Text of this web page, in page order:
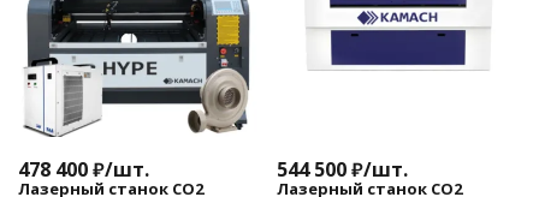
478 400₽/шт.
Лазерный станок CO2
544 500₽/шт.
Лазерный станок CO2